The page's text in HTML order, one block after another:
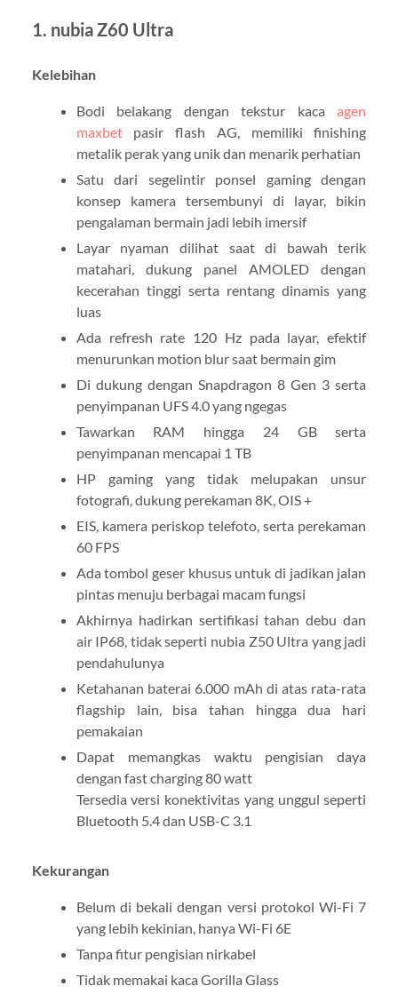
1. nubia Z60 Ultra
Kelebihan
Bodi belakang dengan tekstur kacaagen
maxbetpasir flash AG, memiliki finishing
metalik perak yang unik dan menarik perhatian
Satu dari segelintir ponsel gaming dengan
konsep kamera tersembunyi di layar, bikin
pengalaman bermain jadi lebih imersif
Layar nyaman dilihat saat di bawah terik
matahari, dukung panel AMOLED dengan
kecerahan tinggi serta rentang dinamis yang
luas
Ada refresh rate 120 Hz pada layar, efektif
menurunkan motion blur saat bermain gim
Di dukung dengan Snapdragon 8 Gen 3 serta
penyimpanan UFS 4.0 yang ngegas
Tawarkan RAM hingga 24 GB serta
penyimpanan mencapai 1 TB
HP gaming yang tidak melupakan unsur
fotografi, dukung perekaman 8K, OIS +
EIS, kamera periskop telefoto, serta perekaman
60 FPS
Ada tombol geser khusus untuk di jadikan jalan
pintas menuju berbagai macam fungsi
Akhirnya hadirkan sertifikasi tahan debu dan
air IP68, tidak seperti nubia Z50 Ultra yang jadi
pendahulunya
Ketahanan baterai 6.000 mAh di atas rata-rata
flagship lain, bisa tahan hingga dua hari
pemakaian
Dapat memangkas waktu pengisian daya
dengan fast charging 80 watt
Tersedia versi konektivitas yang unggul seperti
Bluetooth 5.4 dan USB-C 3.1
Kekurangan
Belum di bekali dengan versi protokol Wi-Fi 7
yang lebih kekinian, hanya Wi-Fi 6E
Tanpa fitur pengisian nirkabel
Tidak memakai kaca Gorilla Glass